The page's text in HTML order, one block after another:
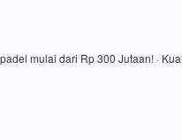
mulai dari Rp 300 Jutaan! ·